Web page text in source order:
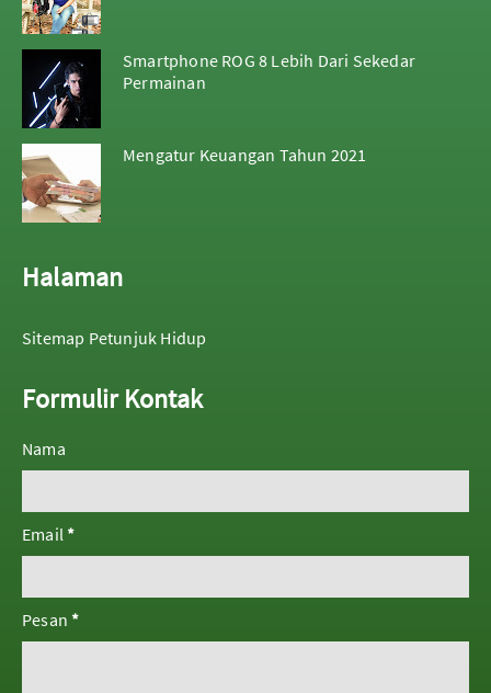
Smartphone ROG 8 Lebih Dari Sekedar
Permainan
Mengatur Keuangan Tahun 2021
Halaman
Sitemap Petunjuk Hidup
Formulir Kontak
Nama
Email *
Pesan *